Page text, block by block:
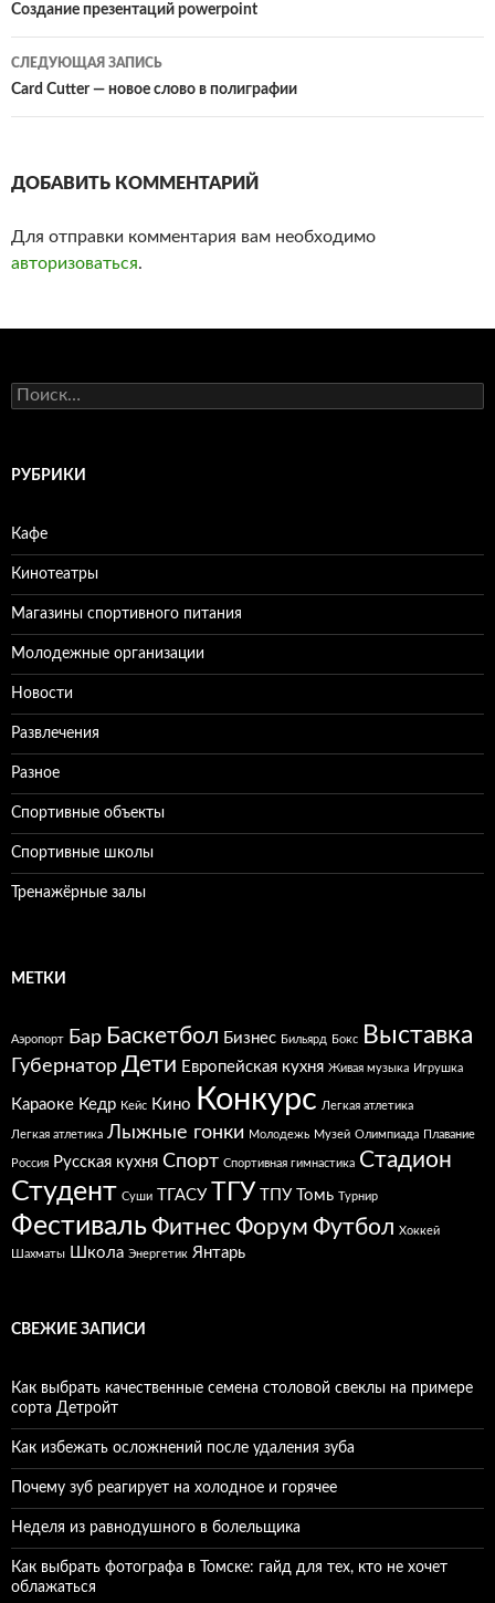
Навигация
по
записям
Создание презентаций powerpoint
СЛЕДУЮЩАЯ ЗАПИСЬ
Card Cutter — новое слово в полиграфии
ДОБАВИТЬ КОММЕНТАРИЙ
Для отправки комментария вам необходимо
авторизоваться.
Н
а
иРУБРИКИ
Кафе
Кинотеатры
Магазины спортивного питания
Молодежные организации
Новости
Развлечения
Разное
Спортивные объекты
Спортивные школы
Тренажёрные залы
МЕТКИ
Аэропорт Бар Баскетбол Бизнес Бильярд Бокс Выставка
Губернатор Дети Европейская кухня Живая музыка Игрушка
Караоке Кедр Кейс Кино Конкурс Легкая атлетика
Легкая атлетика Лыжные гонки Молодежь Музей Олимпиада Плавание
Россия Русская кухня Спорт Спортивная гимнастика Стадион
Студент Суши ТГАСУ ТГУ ТПУ Томь Турнир
ФестивальФитнесФорум Футбол Хоккей
Шахматы Школа Энергетик Янтарь
СВЕЖИЕ ЗАПИСИ
Как выбрать качественные семена столовой свеклы на примере
сорта Детройт
Как избежать осложнений после удаления зуба
Почему зуб реагирует на холодное и горячее
Неделя из равнодушного в болельщика
Как выбрать фотографа в Томске: гайд для тех, кто не хочет
облажаться